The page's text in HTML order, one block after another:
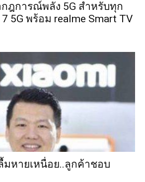
กฎการณ์พลัง 5G สำหรับทุก
5G พร้อม realme Smart TV
มหายเหนื่อย..ลูกค้าชอบ